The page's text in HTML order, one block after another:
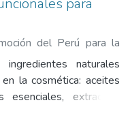
para
del Perú para la
,2020 )Comisión
para la Exportación
naturales
la cosmética: aceites
extractos,